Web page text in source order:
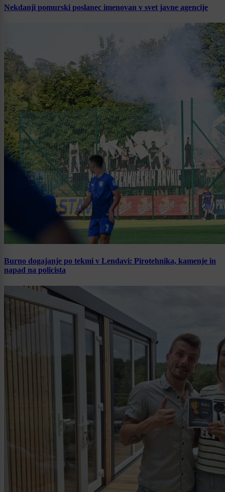
Nekdanji pomurski poslanec imenovan v svet javne agencije
Burno dogajanje po tekmi v Lendavi: Pirotehnika, kamenje in
napad na policista